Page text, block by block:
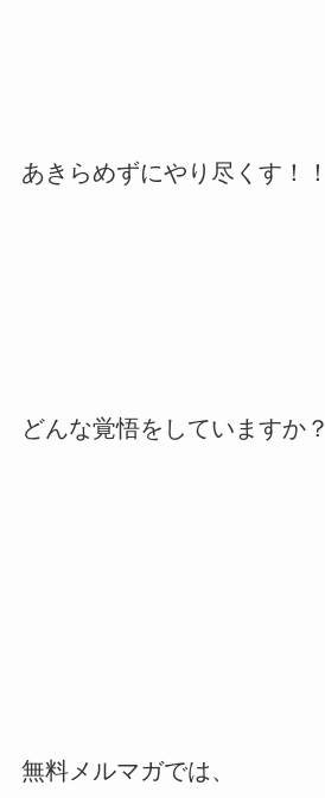
あきらめずにやり尽くす！！
どんな覚悟をしていますか？
無料メルマガでは、